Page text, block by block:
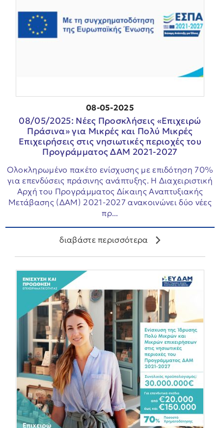
08-05-2025
08/05/2025: Νέες Προσκλήσεις «Επιχειρώ
Πράσινα» για Μικρές και Πολύ Μικρές
Επιχειρήσεις στις νησιωτικές περιοχές του
Προγράμματος ΔΑΜ 2021-2027
Ολοκληρωμένο πακέτο ενίσχυσης με επιδότηση 70%
για επενδύσεις πράσινης ανάπτυξης. Η Διαχειριστική
Αρχή του Προγράμματος Δίκαιης Αναπτυξιακής
Μετάβασης (ΔΑΜ) 2021-2027 ανακοινώνει δύο νέες
πρ...
διαβάστε περισσότερα